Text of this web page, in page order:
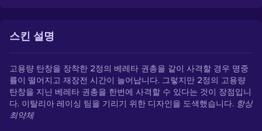
스킨 설명
고용량 탄창을 장착한 2정의 베레타 권총을 같이 사격할 경우 명중
률이 떨어지고 재장전 시간이 늘어납니다. 그렇지만 2정의 고용량
탄창을 지닌 베레타 권총을 한번에 사격할 수 있다는 것이 장점입니
다. 이탈리아 레이싱 팀을 기리기 위한 디자인을 도색했습니다. 항상
최약체